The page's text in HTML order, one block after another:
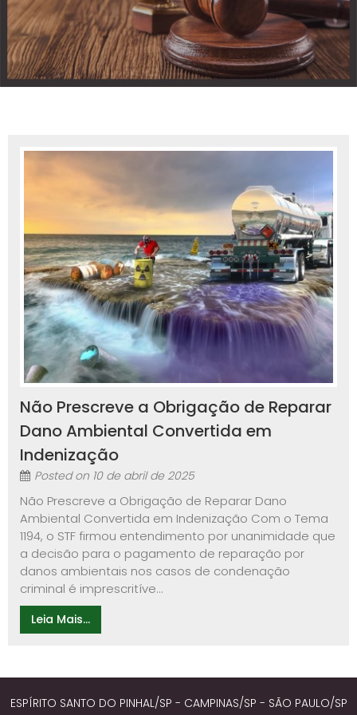
Não Prescreve a Obrigação de Reparar
Dano Ambiental Convertida em
Indenização
Posted on 10 de abril de 2025
Não Prescreve a Obrigação de Reparar Dano
Ambiental Convertida em Indenização Com o Tema
1194, o STF firmou entendimento por unanimidade que
a decisão para o pagamento de reparação por
danos ambientais nos casos de condenação
criminal é imprescritíve...
Leia Mais...
ESPÍRITO SANTO DO PINHAL/SP - CAMPINAS/SP - SÃO PAULO/SP